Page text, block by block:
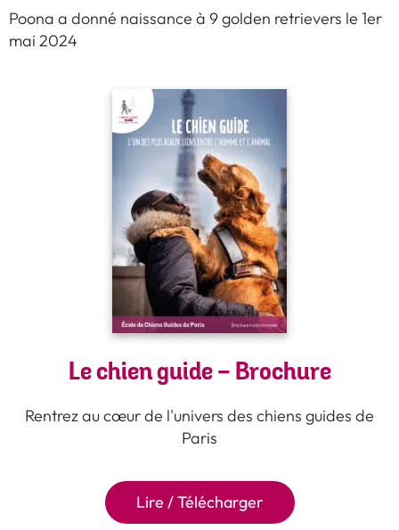
Poona a donné naissance à 9 golden retrievers le 1er
mai 2024
Le chien guide - Brochure
Rentrez au cœur de l'univers des chiens guides de
Paris
Lire / Télécharger